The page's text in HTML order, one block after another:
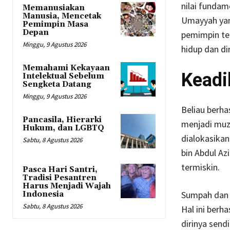
Memanusiakan
Manusia, Mencetak
Pemimpin Masa
Depan
Minggu, 9 Agustus 2026
Memahami Kekayaan
Intelektual Sebelum
Sengketa Datang
Minggu, 9 Agustus 2026
Pancasila, Hierarki
Hukum, dan LGBTQ
Sabtu, 8 Agustus 2026
Pasca Hari Santri,
Tradisi Pesantren
Harus Menjadi Wajah
Indonesia
Sabtu, 8 Agustus 2026
nilai
Umayyah
pemimpin
hidup dan
Beliau
menjadi
bin Abdul
termiskin.
Sumpah
Hal ini
dirinya